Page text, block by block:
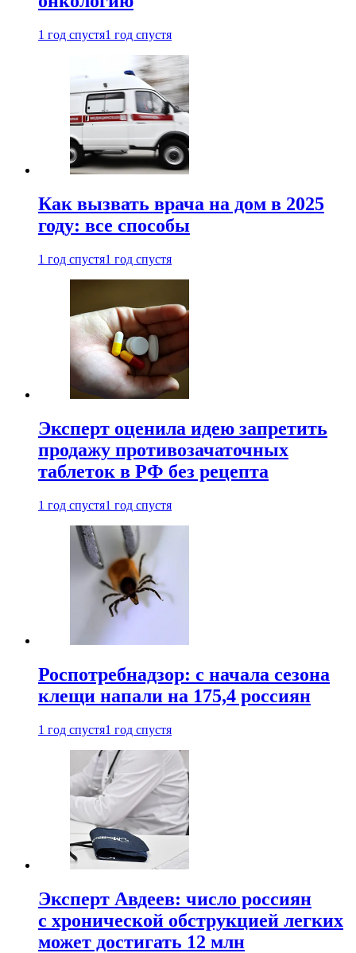
1 год спустя1 год спустя
Как вызвать врача на дом в 2025
году: все способы
1 год спустя1 год спустя
Эксперт оценила идею запретить
продажу противозачаточных
таблеток в РФ без рецепта
1 год спустя1 год спустя
Роспотребнадзор: с начала сезона
клещи напали на 175,4 россиян
1 год спустя1 год спустя
Эксперт Авдеев: число россиян
с хронической обструкцией легких
может достигать 12 млн